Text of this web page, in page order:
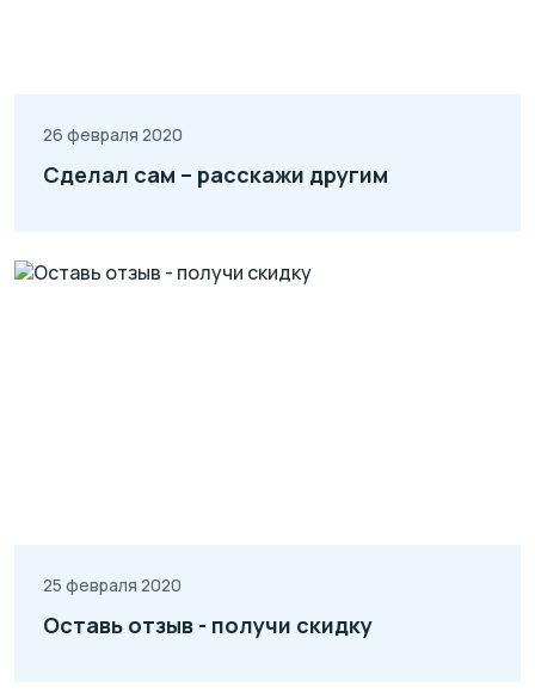
26 февраля 2020
Сделал сам – расскажи другим
25 февраля 2020
Оставь отзыв - получи скидку